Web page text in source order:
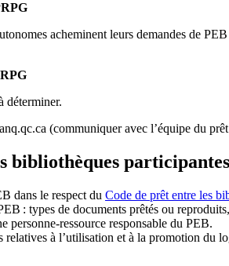
acheminent leurs demandes de
déterminer.
(communiquer avec l’équipe du
bibliothèques participantes
dans le respect du Code de prêt entre les
: types de documents prêtés ou
personne-ressource responsable du PEB.
relatives à l’utilisation et à la promotion du